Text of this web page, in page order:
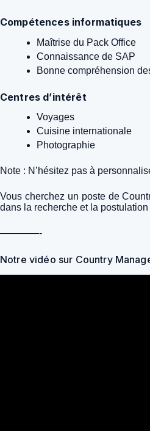
Compétences informatiques
Maîtrise du Pack Office
Connaissance de SAP
Bonne compréhension
Centres d’intérêt
Voyages
Cuisine internationale
Photographie
Note : N’hésitez pas à
Vous cherchez un poste de
dans la recherche et la
————-
Notre vidéo sur Country